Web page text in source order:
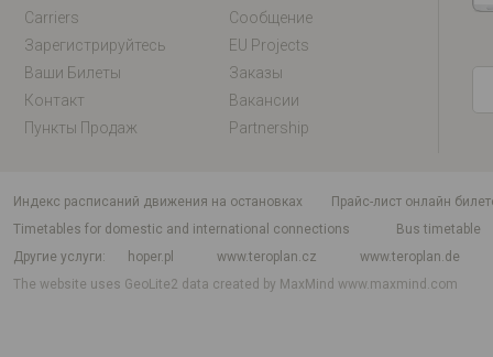
Carriers
Сообщение
Зарегистрируйтесь
EU Projects
Ваши Билеты
Заказы
Контакт
Вакансии
Пункты Продаж
Partnership
индекс расписаний движения на остановках
Прайс-лист онлайн
Timetables for domestic and international connections
Bus timetable
Другие услуги
hoper.pl www.teroplan.cz
www.teroplan.de
The website uses GeoLite2 data created by MaxMindwww.maxmind.com